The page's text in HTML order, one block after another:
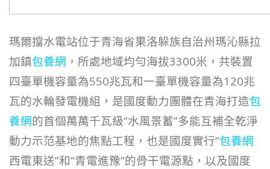
瑪爾擋水電站位于青海省果洛躲族自治州瑪沁縣拉
加鎮包養網 ，所處地域均勻海拔3300米，共裝置
四臺單機容量為550兆瓦和一臺單機容量為120兆
瓦的水輪發電機組，是國度動力團體在青海打造包
養網的首個萬萬千瓦級“水風景蓄”多能互補全乾淨
動力示范基地的焦點工程，也是國度實行“包養網
西電東送”和“青電進豫”的骨干電源點，以及國度